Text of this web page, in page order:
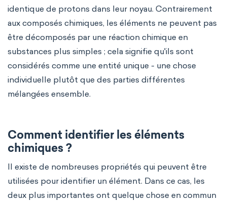
identique de protons dans leur noyau. Contrairement
aux composés chimiques, les éléments ne peuvent pas
être décomposés par une réaction chimique en
substances plus simples ; cela signifie qu'ils sont
considérés comme une entité unique - une chose
individuelle plutôt que des parties différentes
mélangées ensemble.
Comment identifier les éléments
chimiques ?
Il existe de nombreuses propriétés qui peuvent être
utilisées pour identifier un élément. Dans ce cas, les
deux plus importantes ont quelque chose en commun